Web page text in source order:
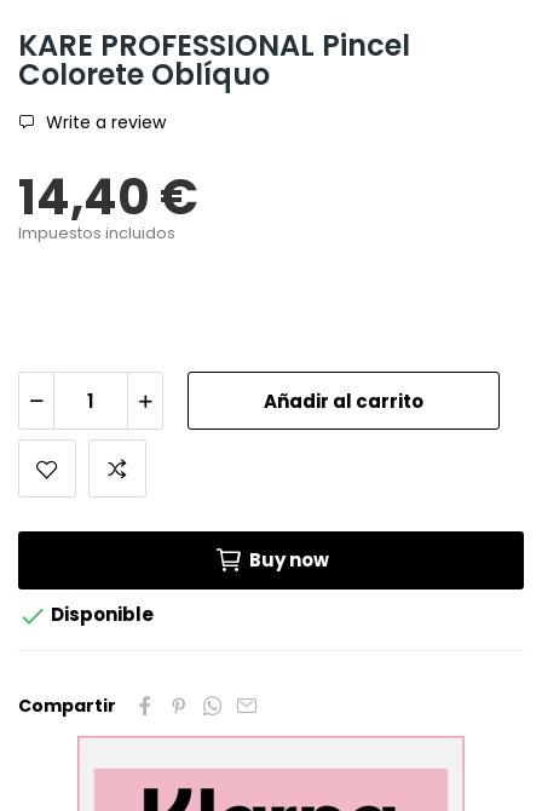
KARE PROFESSIONAL Pincel
Colorete Oblíquo
Write a review
14,40 €
Impuestos incluidos
Añadir al carrito
Buy now
 Disponible
Compartir